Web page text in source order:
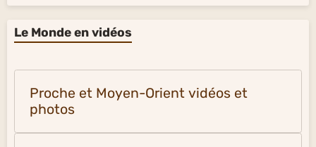
Le Monde en vidéos
Proche et Moyen-Orient vidéos et
photos